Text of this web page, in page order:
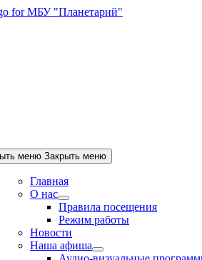
меню Закрыть меню
Главная
О нас
Show
sub
menu
Правила посещения
Режим работы
Новости
Наша афиша
Show